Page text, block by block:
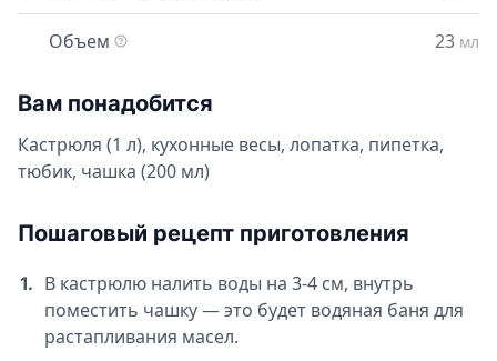
Объем 23 мл
Вам понадобится
Кастрюля (1 л), кухонные весы, лопатка, пипетка,
тюбик, чашка (200 мл)
Пошаговый рецепт приготовления
1. В кастрюлю налить воды на 3-4 см, внутрь
поместить чашку — это будет водяная баня для
растапливания масел.